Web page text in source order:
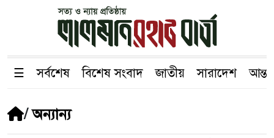
☰ সর্বশেষ বিশেষ সংবাদ জাতীয় সারাদেশ
/অন্যান্য